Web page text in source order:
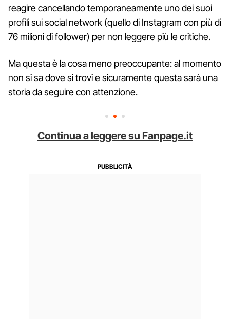
reagire cancellando temporaneamente uno dei suoi
profili sui social network (quello di Instagram con più di
76 milioni di follower) per non leggere più le critiche.
Ma questa è la cosa meno preoccupante: al momento
non si sa dove si trovi e sicuramente questa sarà una
storia da seguire con attenzione.
Continua a leggere su Fanpage.it